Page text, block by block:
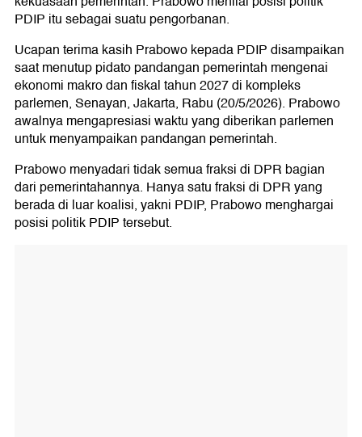
PDIP itu sebagai suatu pengorbanan.
Ucapan terima kasih Prabowo kepada PDIP disampaikan
saat menutup pidato pandangan pemerintah mengenai
ekonomi makro dan fiskal tahun 2027 di kompleks
parlemen, Senayan, Jakarta, Rabu (20/5/2026). Prabowo
awalnya mengapresiasi waktu yang diberikan parlemen
untuk menyampaikan pandangan pemerintah.
Prabowo menyadari tidak semua fraksi di DPR bagian
dari pemerintahannya. Hanya satu fraksi di DPR yang
berada di luar koalisi, yakni PDIP, Prabowo menghargai
posisi politik PDIP tersebut.